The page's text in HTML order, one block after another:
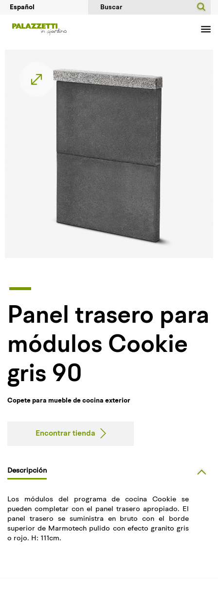
Panel trasero para
módulos Cookie
gris 90
Copete para mueble de cocina exterior
Encontrar tienda
Descripción
Los módulos del programa de cocina Cookie se
pueden completar con el panel trasero apropiado. El
panel trasero se suministra en bruto con el borde
superior de Marmotech pulido con efecto granito gris
o rojo. H: 111cm.